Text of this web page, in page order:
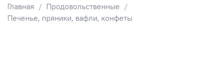
Главная
Продовольственные
Печенье, пряники, вафли, конфеты